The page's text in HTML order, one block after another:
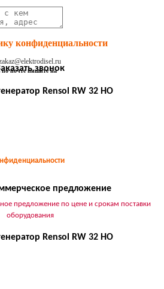
конфиденциальности
по почте пишите на
звонок
Rensol RW 32 HO
предложение
предложение по цене и срокам поставки
оборудования
Rensol RW 32 HO